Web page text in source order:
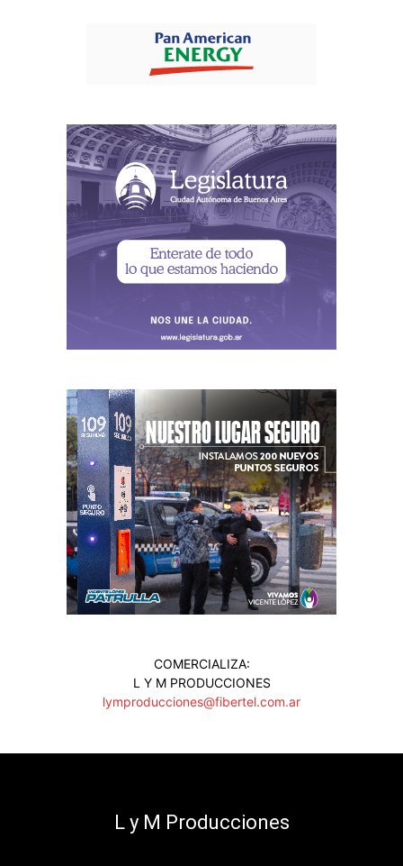
COMERCIALIZA:
L Y M PRODUCCIONES
lymproducciones@fibertel.com.ar
L y M Producciones